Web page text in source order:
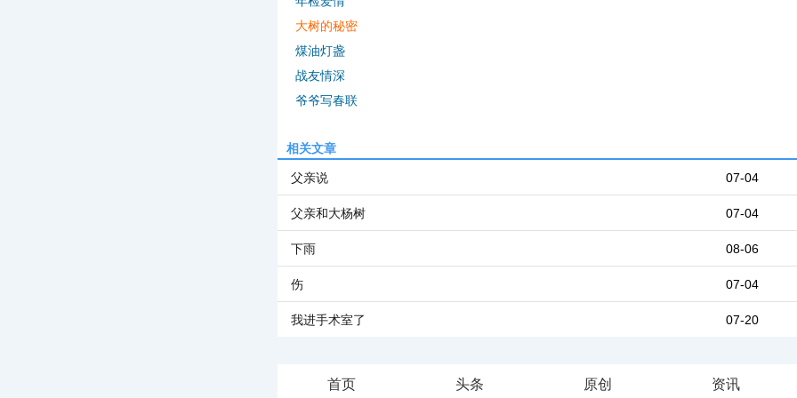
大树的秘密
煤油灯盏
战友情深
爷爷写春联
相关文章
07-04
父亲说
07-04
父亲和大杨树
08-06
下雨
07-04
伤
07-20
我进手术室了
首页 头条 原创 资讯